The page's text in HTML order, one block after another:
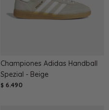
Championes Adidas Handball
Spezial - Beige
$ 6.490